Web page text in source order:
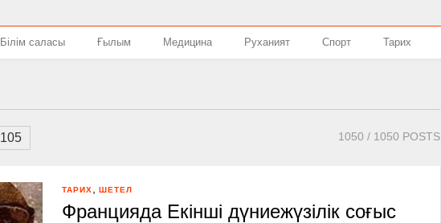
Білім саласы Ғылым Медицина Руханият Спорт Тарих
105 1050 / 1050 POSTS
ТАРИХ ШЕТЕЛ
Францияда Екінші дүниежүзілік соғыс